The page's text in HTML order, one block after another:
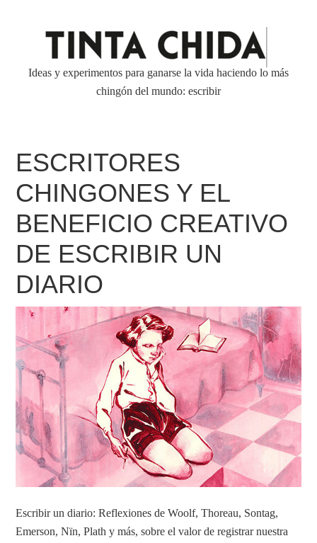
Ideas y experimentos para ganarse la vida haciendo lo más
chingón del mundo: escribir
ESCRITORES
CHINGONES Y EL
BENEFICIO CREATIVO
DE ESCRIBIR UN
DIARIO
Escribir un diario: Reflexiones de Woolf, Thoreau, Sontag,
Emerson, Nïn, Plath y más, sobre el valor de registrar nuestra